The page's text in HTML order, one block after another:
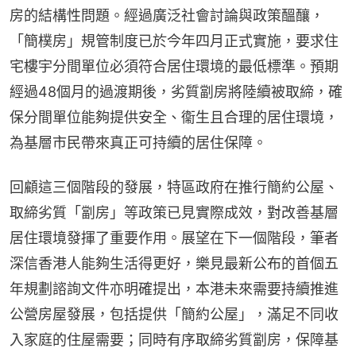
房的結構性問題。經過廣泛社會討論與政策醞釀，
「簡樸房」規管制度已於今年四月正式實施，要求住
宅樓宇分間單位必須符合居住環境的最低標準。預期
經過48個月的過渡期後，劣質劏房將陸續被取締，確
保分間單位能夠提供安全、衞生且合理的居住環境，
為基層市民帶來真正可持續的居住保障。
回顧這三個階段的發展，特區政府在推行簡約公屋、
取締劣質「劏房」等政策已見實際成效，對改善基層
居住環境發揮了重要作用。展望在下一個階段，筆者
深信香港人能夠生活得更好，樂見最新公布的首個五
年規劃諮詢文件亦明確提出，本港未來需要持續推進
公營房屋發展，包括提供「簡約公屋」，滿足不同收
入家庭的住屋需要；同時有序取締劣質劏房，保障基